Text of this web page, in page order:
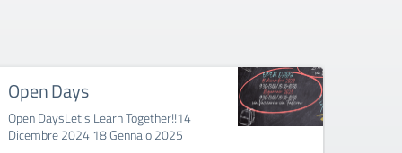
Open Days
Open DaysLet's Learn Together!!14
Dicembre 2024 18 Gennaio 2025